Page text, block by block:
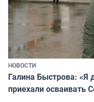
НОВОСТИ
Галина Быстрова: «Я
приехали осваивать